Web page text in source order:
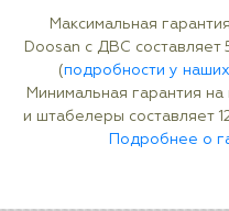
Максимальная
Doosan с ДВС
(подробности у
Минимальная гарантия
и штабелеры составляет
Подробнее о